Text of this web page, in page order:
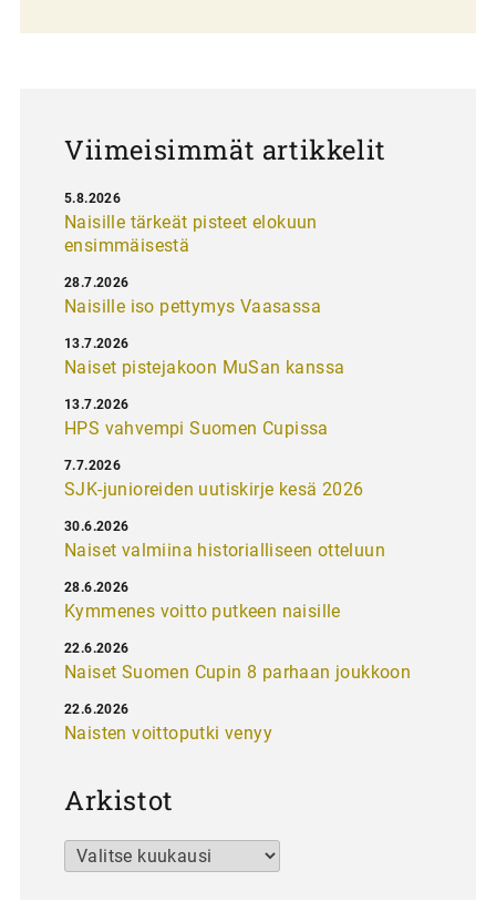
Viimeisimmät artikkelit
Naisille tärkeät pisteet elokuun
ensimmäisestä
5.8.2026
Naisille iso pettymys Vaasassa
28.7.2026
Naiset pistejakoon MuSan kanssa
13.7.2026
HPS vahvempi Suomen Cupissa
13.7.2026
SJK-junioreiden uutiskirje kesä 2026
7.7.2026
Naiset valmiina historialliseen otteluun
30.6.2026
Kymmenes voitto putkeen naisille
28.6.2026
Naiset Suomen Cupin 8 parhaan joukkoon
22.6.2026
Naisten voittoputki venyy
22.6.2026
Arkistot
Arkistot